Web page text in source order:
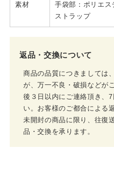
素材
手袋部：ポリエス
ストラップ
返品・交換について
商品の品質につきましては
が、万一不良・破損などが
後３日以内にご連絡頂き、
い。お客様のご都合による
未開封の商品に限り、往復
品・交換を承ります。